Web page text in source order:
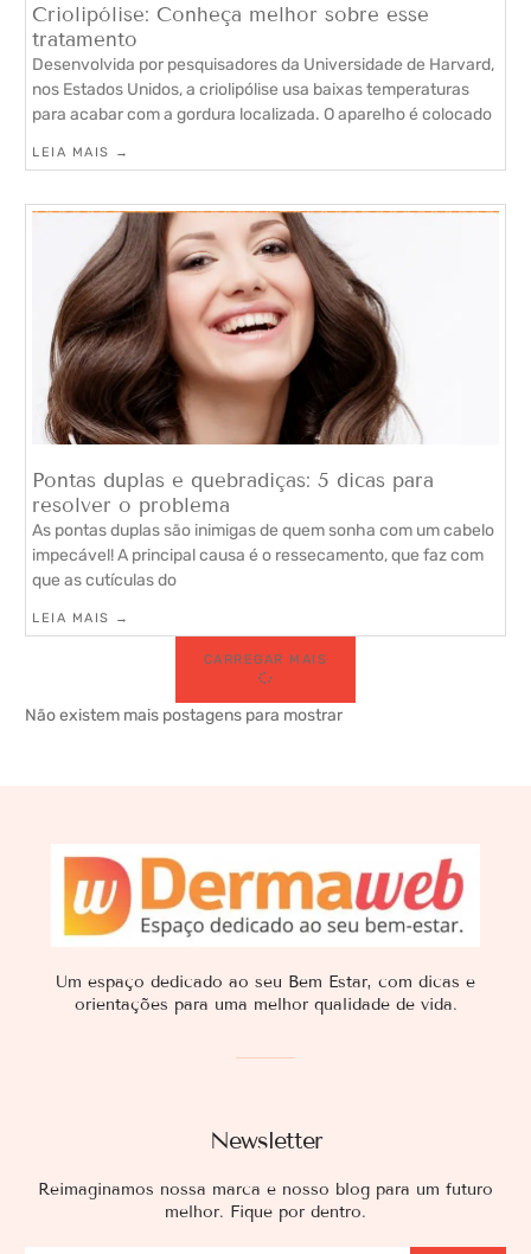
Criolipólise: Conheça melhor sobre esse
tratamento
Desenvolvida por pesquisadores da Universidade de Harvard,
nos Estados Unidos, a criolipólise usa baixas temperaturas
para acabar com a gordura localizada. O aparelho é colocado
LEIA MAIS →
Pontas duplas e quebradiças: 5 dicas para
resolver o problema
As pontas duplas são inimigas de quem sonha com um cabelo
impecável! A principal causa é o ressecamento, que faz com
que as cutículas do
LEIA MAIS →
CARREGAR MAIS
Não existem mais postagens para mostrar
Newsletter
Reimaginamos nossa marca e nosso blog para um futuro
melhor. Fique por dentro.
Um espaço dedicado ao seu Bem Estar, com dicas e
orientações para uma melhor qualidade de vida.